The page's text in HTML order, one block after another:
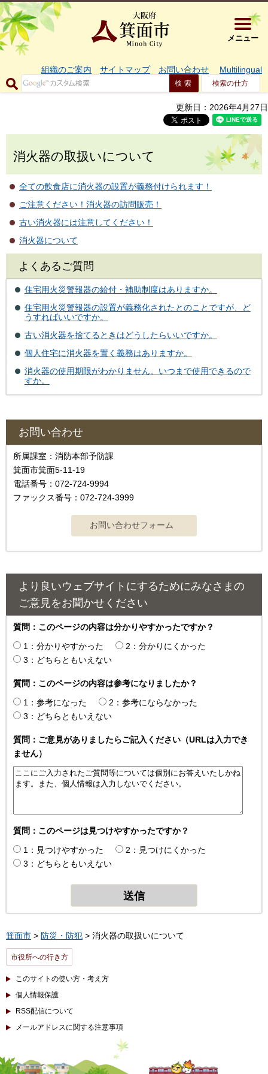
大阪府箕
メニュー
組織のご案内 サイトマップ お問い合わせ Multilingual
検索の仕方
更新日：2026年4月27日
消火器の取扱いについて
全ての飲食店に消火器の設置が義務付けられます！
ご注意ください！消火器の訪問販売！
古い消火器には注意してください！
消火器について
よくあるご質問
住宅用火災警報器の給付・補助制度はありますか。
住宅用火災警報器の設置が義務化されたとのことですが、ど
うすればいいですか。
古い消火器を捨てるときはどうしたらいいですか。
個人住宅に消火器を置く義務はありますか。
消火器の使用期限がわかりません。いつまで使用できるので
すか。
お問い合わせ
所属課室：消防本部予防課
箕面市箕面5-11-19
電話番号：072-724-9994
ファックス番号：072-724-3999
より良いウェブサイトにするためにみなさまの
ご意見をお聞かせください
質問：このページの内容は分かりやすかったですか？
1：分かりやすかった
2：分かりにくかった
3：どちらともいえない
質問：このページの内容は参考になりましたか？
1：参考になった
2：参考にならなかった
3：どちらともいえない
質問：ご意見がありましたらご記入ください（URLは入力でき
ません）
質問：このページは見つけやすかったですか？
1：見つけやすかった
2：見つけにくかった
3：どちらともいえない
箕面市 > 防災・防犯 > 消火器の取扱いについて
市役所への行き方
このサイトの使い方・考え方
個人情報保護
RSS配信について
メールアドレスに関する注意事項